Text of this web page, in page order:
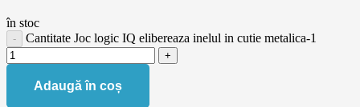
în stoc
Cantitate Joc logic IQ elibereaza inelul in cutie metalica-1
Adaugă în coș